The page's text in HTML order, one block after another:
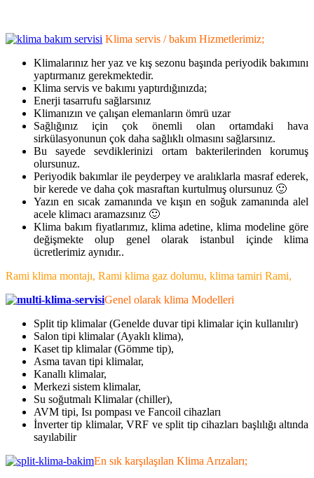
Klima servis / bakım Hizmetlerimiz;
Klimalarınız her yaz ve kış sezonu başında periyodik bakımını
yaptırmanız gerekmektedir.
Klima servis ve bakımı yaptırdığınızda;
Enerji tasarrufu sağlarsınız
Klimanızın ve çalışan elemanların ömrü uzar
Sağlığınız için çok önemli olan ortamdaki hava
sirkülasyonunun çok daha sağlıklı olmasını sağlarsınız.
Bu sayede sevdiklerinizi ortam bakterilerinden korumuş
olursunuz.
Periyodik bakımlar ile peyderpey ve aralıklarla masraf ederek,
bir kerede ve daha çok masraftan kurtulmuş olursunuz 🙂
Yazın en sıcak zamanında ve kışın en soğuk zamanında alel
acele klimacı aramazsınız 🙂
Klima bakım fiyatlarımız, klima adetine, klima modeline göre
değişmekte olup genel olarak istanbul içinde klima
ücretlerimiz aynıdır..
Rami klima montajı, Rami klima gaz dolumu, klima tamiri Rami,
Genel olarak klima Modelleri
Split tip klimalar (Genelde duvar tipi klimalar için kullanılır)
Salon tipi klimalar (Ayaklı klima),
Kaset tip klimalar (Gömme tip),
Asma tavan tipi klimalar,
Kanallı klimalar,
Merkezi sistem klimalar,
Su soğutmalı Klimalar (chiller),
AVM tipi, Isı pompası ve Fancoil cihazları
İnverter tip klimalar, VRF ve split tip cihazları başlılığı altında
sayılabilir
En sık karşılaşılan Klima Arızaları;